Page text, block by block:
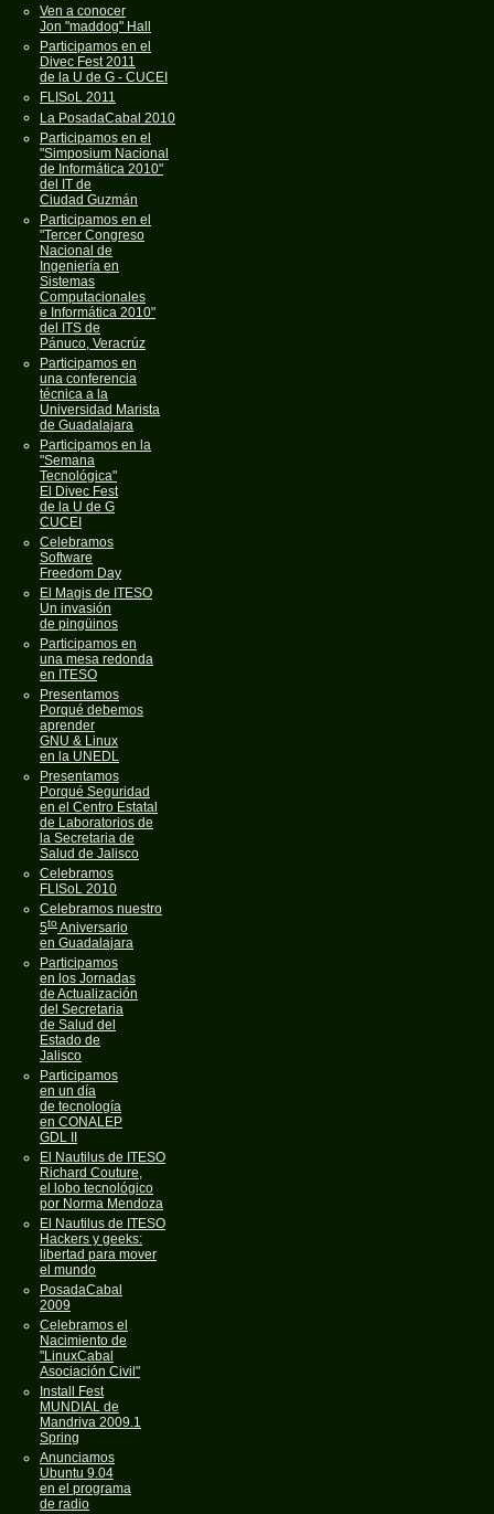
Ven a conocer
Jon "maddog" Hall
Participamos en el
Divec Fest 2011
de la U de G - CUCEI
FLISoL 2011
La PosadaCabal 2010
Participamos en el
"Simposium Nacional
de Informática 2010"
del IT de
Ciudad Guzmán
Participamos en el
"Tercer Congreso
Nacional de
Ingeniería en
Sistemas
Computacionales
e Informática 2010"
del ITS de
Pánuco, Veracrúz
Participamos en
una conferencia
técnica a la
Universidad Marista
de Guadalajara
Participamos en la
"Semana
Tecnológica"
El Divec Fest
de la U de G
CUCEI
Celebramos
Software
Freedom Day
El Magis de ITESO
Un invasión
de pingüinos
Participamos en
una mesa redonda
en ITESO
Presentamos
Porqué debemos
aprender
GNU & Linux
en la UNEDL
Presentamos
Porqué Seguridad
en el Centro Estatal
de Laboratorios de
la Secretaria de
Salud de Jalisco
Celebramos
FLISoL 2010
Celebramos nuestro
5toAniversario
en Guadalajara
Participamos
en los Jornadas
de Actualización
del Secretaria
de Salud del
Estado de
Jalisco
Participamos
en un día
de tecnología
en CONALEP
GDL II
El Nautilus de ITESO
Richard Couture,
el lobo tecnológico
por Norma Mendoza
El Nautilus de ITESO
Hackers y geeks:
libertad para mover
el mundo
PosadaCabal
2009
Celebramos el
Nacimiento de
"LinuxCabal
Asociación Civil"
Install Fest
MUNDIAL de
Mandriva 2009.1
Spring
Anunciamos
Ubuntu 9.04
en el programa
de radio